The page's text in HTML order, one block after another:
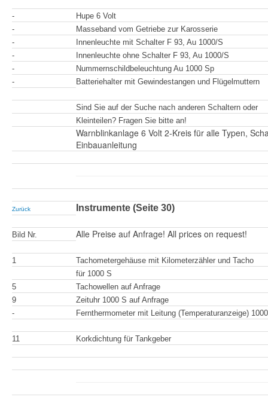
-
Hupe 6 Volt
-
Masseband vom Getriebe zur Karosserie
-
Innenleuchte mit Schalter F 93, Au 1000/S
-
Innenleuchte ohne Schalter F 93, Au 1000/S
-
Nummernschildbeleuchtung Au 1000 Sp
-
Batteriehalter mit Gewindestangen und Flügelmuttern
Sind Sie auf der Suche nach anderen Schaltern oder
Kleinteilen? Fragen Sie bitte an!
Warnblinkanlage 6 Volt 2-Kreis für alle Typen,
Einbauanleitung
Zurück Instrumente (Seite 30)
Bild Nr. Alle Preise auf Anfrage! All prices on request!
1
Tachometergehäuse mit Kilometerzähler und Tacho
für 1000 S
5
Tachowellen auf Anfrage
9
Zeituhr 1000 S auf Anfrage
-
Fernthermometer mit Leitung (Temperaturanzeige)
11 Korkdichtung für Tankgeber